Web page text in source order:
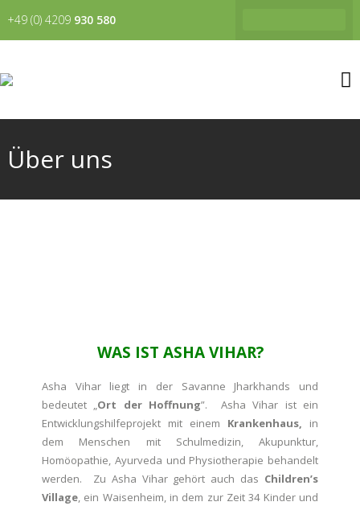
+49 (0) 4209 930 580
Über uns
WAS IST ASHA VIHAR?
Asha Vihar liegt in der Savanne Jharkhands und
bedeutet „Ort der Hoffnung”. Asha Vihar ist ein
Entwicklungshilfeprojekt mit einem Krankenhaus, in
dem Menschen mit Schulmedizin, Akupunktur,
Homöopathie, Ayurveda und Physiotherapie behandelt
werden. Zu Asha Vihar gehört auch das Children’s
Village, ein Waisenheim, in dem zur Zeit 34 Kinder und